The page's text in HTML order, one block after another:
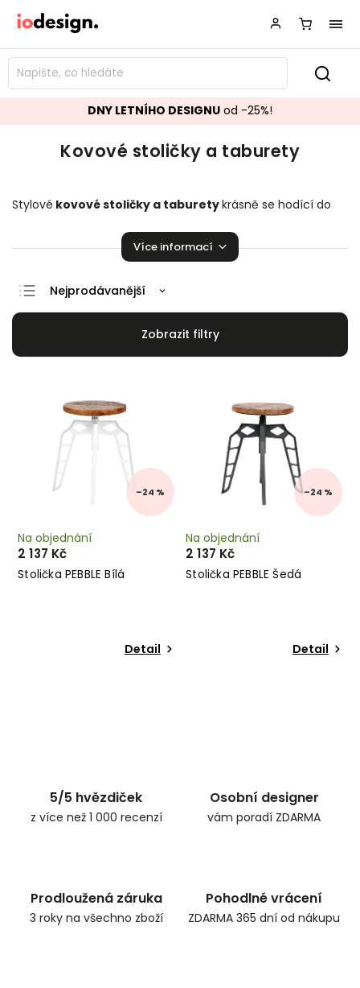
DNY LETNÍHO DESIGNU od -25%!
Kovové stoličky a taburety
Stylové kovovéstoličky a taburetykrásně se hodící do
které budou ozdobou vaší domácnosti!
Více informací
Doporučujeme
Nejprodávanější
–24 %
Stolička PEBBLE Bílá
Na objednání
2 137 Kč
Detail
–24 %
Stolička PEBBLE Šedá
Na objednání
2 137 Kč
Detail
5/5 hvězdiček
z více než 1 000 recenzí
Osobní designer
vám poradí ZDARMA
Prodloužená záruka
3 roky na všechno zboží
Pohodlné vrácení
ZDARMA 365 dní od nákupu